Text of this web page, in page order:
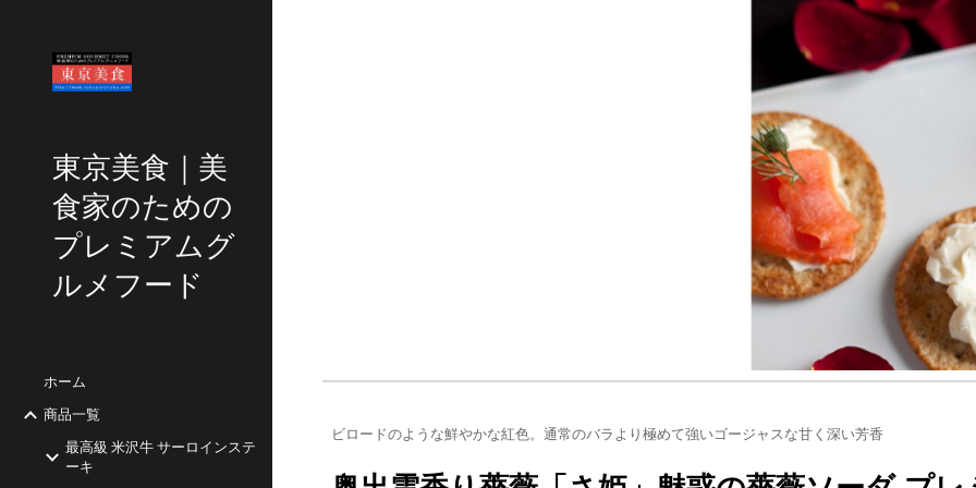
Skip to
東京美食｜美
食家のための
プレミアムグ
ルメフード
ホーム
商品一覧
最高級 米沢牛 サーロインステ
ーキ
ビロードのような鮮やかな紅色。通常のバラより極めて強いゴージャスな甘く深い芳香